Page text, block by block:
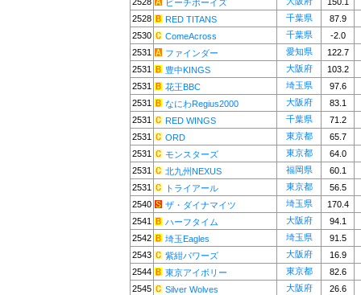
ビーチボーイズ
2528
RED TITANS 千葉県
87.9
2530
ComeAcross 千葉県
-2.0
2531
ファインダー 愛知県
122.7
2531
豊中KINGS 大阪府
103.2
2531
花王BBC 埼玉県
97.6
2531
なにわRegius2000 大阪府
83.1
2531
RED WINGS 千葉県
71.2
2531
ORD 東京都
65.7
2531
モンスターズ 東京都
64.0
2531
北九州NEXUS 福岡県
60.1
2531
トライアール 東京都
56.5
2540
ザ・ダイナマイツ 埼玉県
170.4
2541
ハーフタイム 大阪府
94.1
2542
埼玉Eagles 埼玉県
91.5
2543
紫紺パワーズ 大阪府
16.9
2544
東京アイボリー 東京都
82.6
2545
Silver Wolves 大阪府
26.6